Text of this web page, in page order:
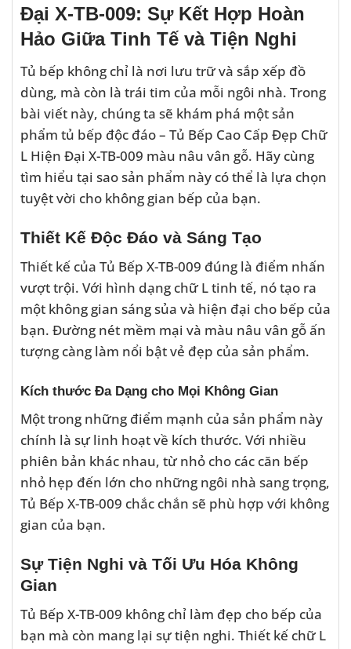
Đại X-TB-009: Sự Kết Hợp Hoàn
Hảo Giữa Tinh Tế và Tiện Nghi
Tủ bếp không chỉ là nơi lưu trữ và sắp xếp đồ
dùng, mà còn là trái tim của mỗi ngôi nhà. Trong
bài viết này, chúng ta sẽ khám phá một sản
phẩm tủ bếp độc đáo – Tủ Bếp Cao Cấp Đẹp Chữ
L Hiện Đại X-TB-009 màu nâu vân gỗ. Hãy cùng
tìm hiểu tại sao sản phẩm này có thể là lựa chọn
tuyệt vời cho không gian bếp của bạn.
Thiết Kế Độc Đáo và Sáng Tạo
Thiết kế của Tủ Bếp X-TB-009 đúng là điểm nhấn
vượt trội. Với hình dạng chữ L tinh tế, nó tạo ra
một không gian sáng sủa và hiện đại cho bếp của
bạn. Đường nét mềm mại và màu nâu vân gỗ ấn
tượng càng làm nổi bật vẻ đẹp của sản phẩm.
Kích thước Đa Dạng cho Mọi Không Gian
Một trong những điểm mạnh của sản phẩm này
chính là sự linh hoạt về kích thước. Với nhiều
phiên bản khác nhau, từ nhỏ cho các căn bếp
nhỏ hẹp đến lớn cho những ngôi nhà sang trọng,
Tủ Bếp X-TB-009 chắc chắn sẽ phù hợp với không
gian của bạn.
Sự Tiện Nghi và Tối Ưu Hóa Không
Gian
Tủ Bếp X-TB-009 không chỉ làm đẹp cho bếp của
bạn mà còn mang lại sự tiện nghi. Thiết kế chữ L